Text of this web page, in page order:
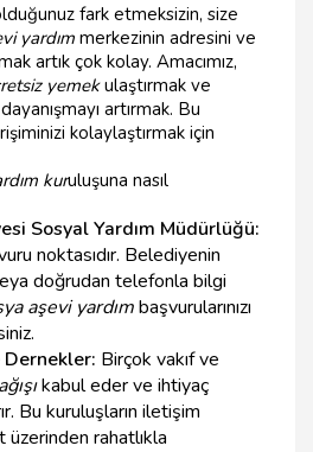
fark etmeksizin, size
yardım merkezinin adresini ve
artık çok kolay. Amacımız,
yemekulaştırmak ve
artırmak. Bu
kolaylaştırmak için
kuruluşuna nasıl
Sosyal Yardım Müdürlüğü:
noktasıdır. Belediyenin
doğrudan telefonla bilgi
aşevi yardımbaşvurularınızı
Dernekler: Birçok vakıf ve
kabul eder ve ihtiyaç
Bu kuruluşların iletişim
rahatlıkla